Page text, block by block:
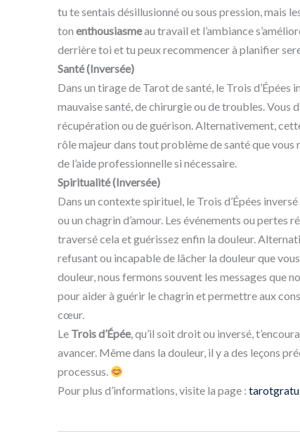
tu te sentais désillusionné ou sous pression, mais
ton enthousiasmeau travail et l’ambiance
derrière toi et tu peux recommencer à planifier
Santé (Inversée)
Dans un tirage de Tarot de santé, le Trois
mauvaise santé, de chirurgie ou de troubles. Vous
récupération ou de guérison. Alternativement,
rôle majeur dans tout problème de santé que
de l’aide professionnelle si nécessaire.
Spiritualité (Inversée)
Dans un contexte spirituel, le Trois d’Épées
ou un chagrin d’amour. Les événements ou pertes
traversé cela et guérissez enfin la douleur.
refusant ou incapable de lâcher la douleur que
douleur, nous fermons souvent les messages que
pour aider à guérir le chagrin et permettre aux
cœur.
Le Trois d’Épée, qu’il soit droit ou inversé,
avancer. Même dans la douleur, il y a des leçons
processus.
Pour plus d’informations, visite la page :